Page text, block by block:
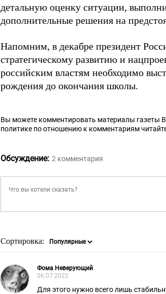
детальную оценку ситуации,
дополнительные решения на
Напомним, в декабре президент
стратегическому развитию и
российским властям необходимо
рождения до окончания школы.
Вы можете комментировать материалы газеты
политике по отношению к комментариям
Обсуждение: 2 комментария
Сортировка:
Фома Неверующий
06.07.2022
Для этого нужно всего лишь